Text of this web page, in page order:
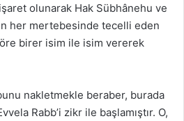
olunarak Hak Sübhânehu ve
her mertebesinde tecelli eden
birer isim ile isim vererek
nakletmekle beraber, burada
Rabb’i zikr ile başlamıştır. O,